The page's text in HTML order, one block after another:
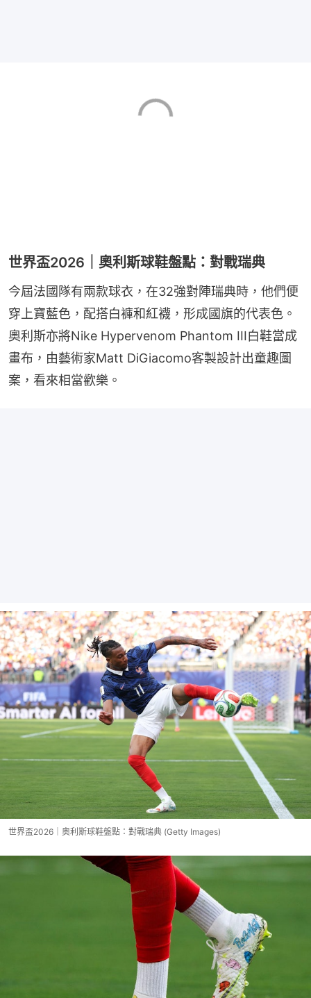
世界盃2026｜奧利斯球鞋盤點：對戰瑞典
今屆法國隊有兩款球衣，在32強對陣瑞典時，他們便
穿上寶藍色，配搭白褲和紅襪，形成國旗的代表色。
奧利斯亦將Nike Hypervenom Phantom III白鞋當成
畫布，由藝術家Matt DiGiacomo客製設計出童趣圖
案，看來相當歡樂。
世界盃2026｜奧利斯球鞋盤點：對戰瑞典 (Getty Images)